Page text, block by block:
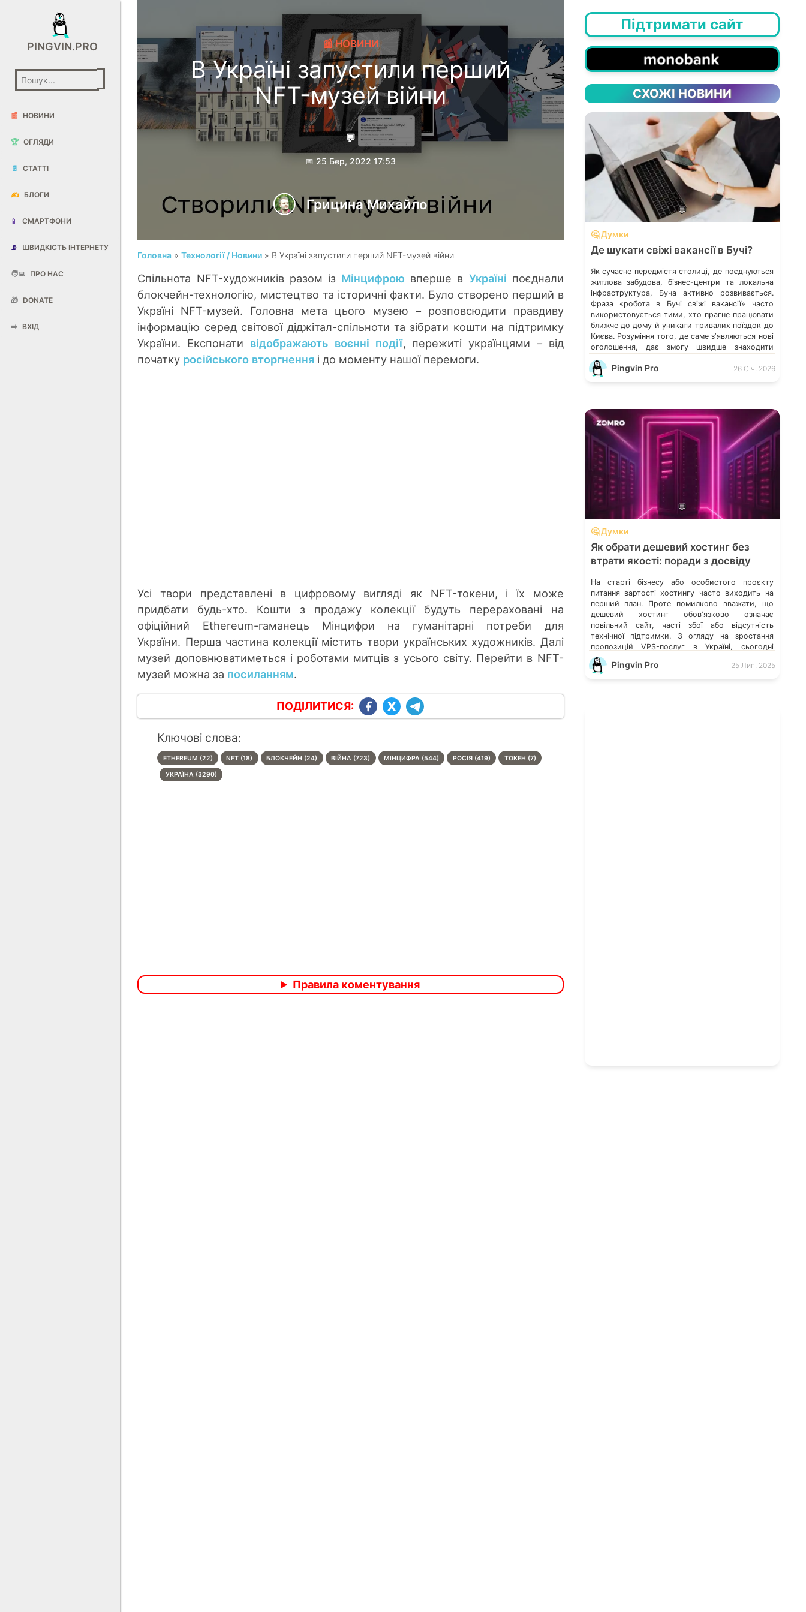
PINGVIN.PRO
📰 НОВИНИ
🏆 ОГЛЯДИ
📄 СТАТТІ
✍️ БЛОГИ
📱 СМАРТФОНИ
📡 ШВИДКІСТЬ ІНТЕРНЕТУ
🧑‍💻 ПРО НАС
🎁 DONATE
➡️ ВХІД
📰 НОВИНИ
В Україні запустили перший
NFT-музей війни
💬
📅 25 Бер, 2022 17:53
Грицина Михайло
Головна »Технології / Новини » В Україні запустили перший NFT-музей війни
Спільнота NFT-художників разом із Мінцифрою вперше в Україні поєднали
блокчейн-технологію, мистецтво та історичні факти. Було створено перший в
Україні NFT-музей. Головна мета цього музею – розповсюдити правдиву
інформацію серед світової діджітал-спільноти та зібрати кошти на підтримку
України. Експонати відображають воєнні події, пережиті українцями – від
початку російського вторгнення і до моменту нашої перемоги.
Усі твори представлені в цифровому вигляді як NFT-токени, і їх може
придбати будь-хто. Кошти з продажу колекції будуть перераховані на
офіційний Ethereum-гаманець Мінцифри на гуманітарні потреби для
України. Перша частина колекції містить твори українських художників. Далі
музей доповнюватиметься і роботами митців з усього світу. Перейти в NFT-
музей можна за посиланням.
ПОДІЛИТИСЯ:
Ключові слова:
ETHEREUM (22) NFT (18) БЛОКЧЕЙН (24) ВІЙНА (723) МІНЦИФРА (544) РОСІЯ (419) ТОКЕН (7)
УКРАЇНА (3290)
Правила коментування
Підтримати сайт
СХОЖІ НОВИНИ
💬
🤔 Думки
Де шукати свіжі вакансії в Бучі?
Як сучасне передмістя столиці, де поєднуються
житлова забудова, бізнес-центри та локальна
інфраструктура, Буча активно розвивається.
Фраза «робота в Бучі свіжі вакансії» часто
використовується тими, хто прагне працювати
ближче до дому й уникати тривалих поїздок до
Києва. Розуміння того, де саме зʼявляються нові
оголошення, дає змогу швидше знаходити
працевлаштування переважають у місті […]
Pingvin Pro 26 Січ, 2026
💬
🤔 Думки
Як обрати дешевий хостинг без
втрати якості: поради з досвіду
На старті бізнесу або особистого проєкту
питання вартості хостингу часто виходить на
перший план. Проте помилково вважати, що
дешевий хостинг обовʼязково означає
повільний сайт, часті збої або відсутність
технічної підтримки. З огляду на зростання
пропозицій VPS-послуг в Україні, сьогодні
можна знайти оптимальне рішення, яке поєднує
доступну ціну та стабільну роботу — важливо
Pingvin Pro 25 Лип, 2025